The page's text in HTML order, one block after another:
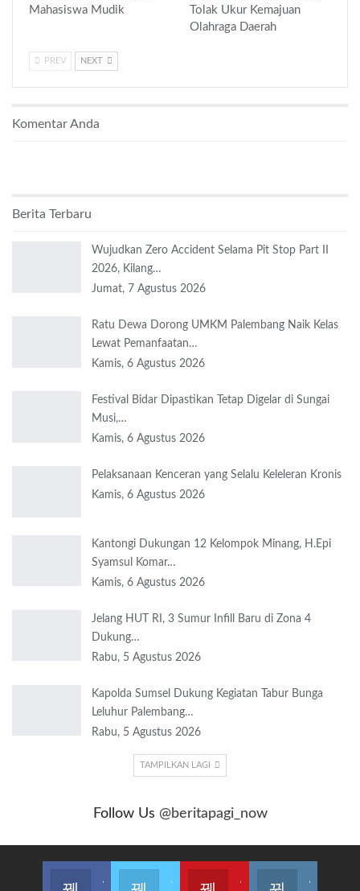
Mahasiswa Mudik
Tolak Ukur Kemajuan
Olahraga Daerah
PREV NEXT
Komentar Anda
Berita Terbaru
Wujudkan Zero Accident Selama Pit Stop Part II
2026, Kilang…
Jumat, 7 Agustus 2026
Ratu Dewa Dorong UMKM Palembang Naik Kelas
Lewat Pemanfaatan…
Kamis, 6 Agustus 2026
Festival Bidar Dipastikan Tetap Digelar di Sungai
Musi,…
Kamis, 6 Agustus 2026
Pelaksanaan Kenceran yang Selalu Keleleran Kronis
Kamis, 6 Agustus 2026
Kantongi Dukungan 12 Kelompok Minang, H.Epi
Syamsul Komar…
Kamis, 6 Agustus 2026
Jelang HUT RI, 3 Sumur Infill Baru di Zona 4
Dukung…
Rabu, 5 Agustus 2026
Kapolda Sumsel Dukung Kegiatan Tabur Bunga
Leluhur Palembang…
Rabu, 5 Agustus 2026
TAMPILKAN LAGI
Follow Us @beritapagi_now